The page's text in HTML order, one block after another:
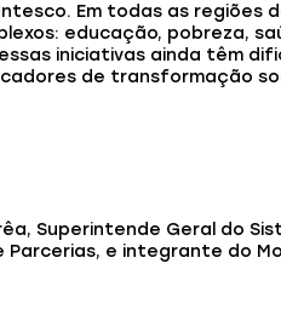
Em todas as regiões
educação, pobreza,
iniciativas ainda têm
de transformação
Superintende Geral do
Parcerias, e integrante do